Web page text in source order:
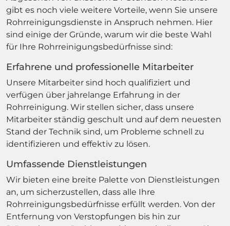
gibt es noch viele weitere Vorteile, wenn Sie unsere
Rohrreinigungsdienste in Anspruch nehmen. Hier
sind einige der Gründe, warum wir die beste Wahl
für Ihre Rohrreinigungsbedürfnisse sind:
Erfahrene und professionelle Mitarbeiter
Unsere Mitarbeiter sind hoch qualifiziert und
verfügen über jahrelange Erfahrung in der
Rohrreinigung. Wir stellen sicher, dass unsere
Mitarbeiter ständig geschult und auf dem neuesten
Stand der Technik sind, um Probleme schnell zu
identifizieren und effektiv zu lösen.
Umfassende Dienstleistungen
Wir bieten eine breite Palette von Dienstleistungen
an, um sicherzustellen, dass alle Ihre
Rohrreinigungsbedürfnisse erfüllt werden. Von der
Entfernung von Verstopfungen bis hin zur